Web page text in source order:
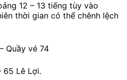
12 – 13 tiếng tùy vào
thời gian có thể chênh lệch
Quầy vé 74
65 Lê Lợi.